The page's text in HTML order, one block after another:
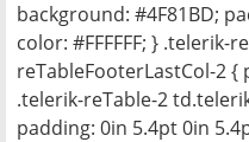
background: #4F81BD;
color: #FFFFFF; } .telerik-
reTableFooterLastCol-2
.telerik-reTable-2
padding: 0in 5.4pt 0in